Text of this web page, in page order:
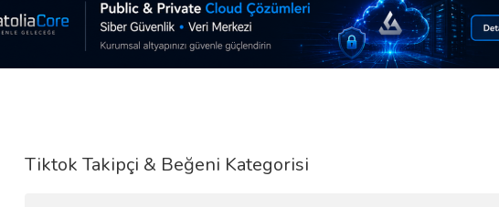
Tiktok Takipçi & Beğeni Kategorisi